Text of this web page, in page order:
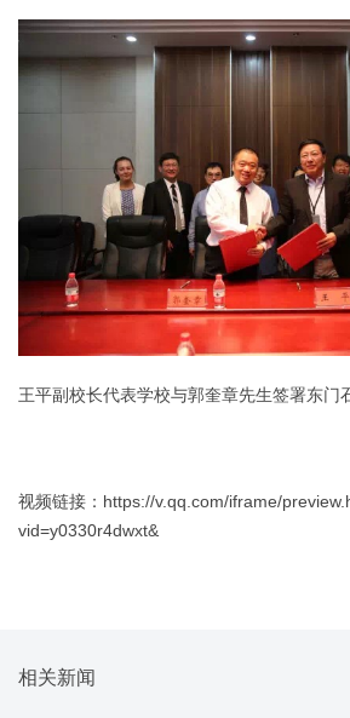
王平副校长代表学校与郭奎章先生签署东门
视频链接： https://v.qq.com/iframe/
vid=y0330r4dwxt&
相关新闻